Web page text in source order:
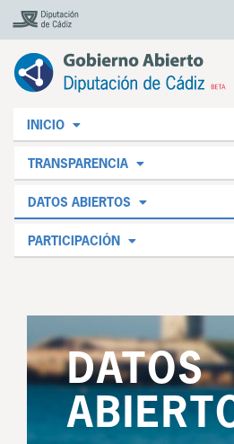
INICIO
TRANSPARENCIA
DATOS ABIERTOS
PARTICIPACIÓN
DATOS